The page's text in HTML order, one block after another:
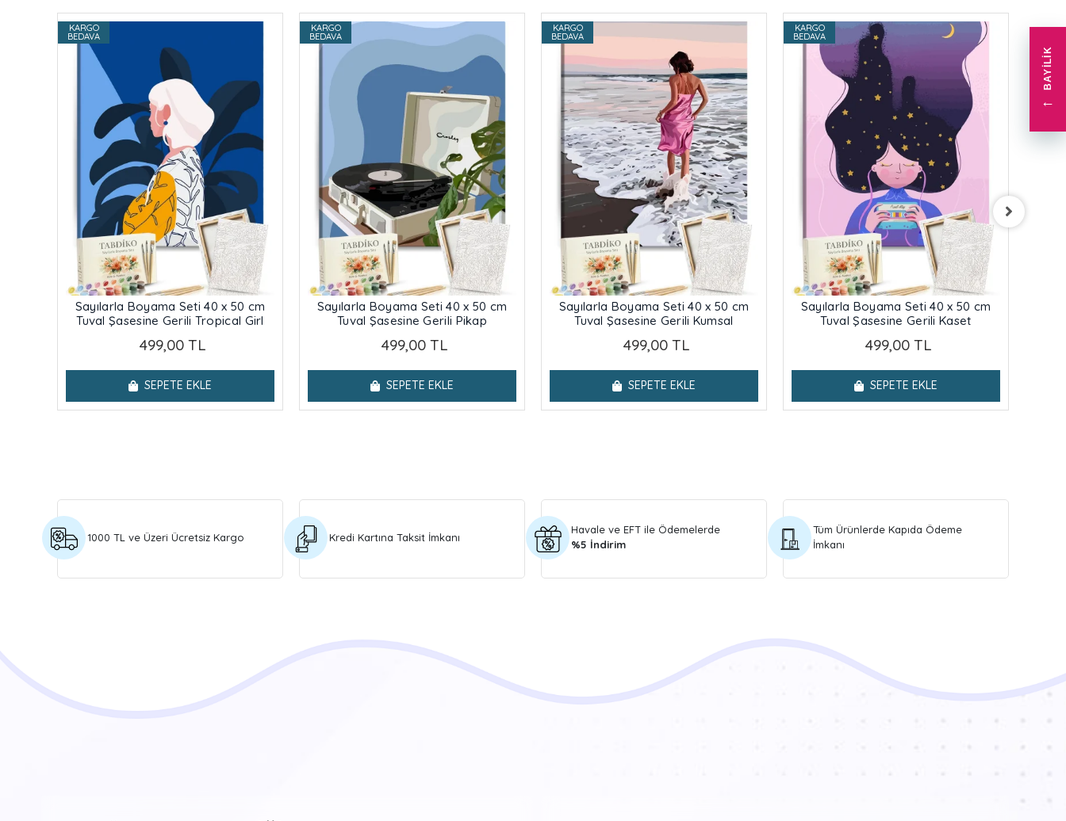
BAYILIK
←
KARGO
BEDAVA
Sayılarla Boyama Seti 40 x 50 cm
Tuval Şasesine Gerili Tropical Girl
499,00 TL
SEPETE EKLE
KARGO
BEDAVA
Sayılarla Boyama Seti 40 x 50 cm
Tuval Şasesine Gerili Pikap
499,00 TL
SEPETE EKLE
KARGO
BEDAVA
Sayılarla Boyama Seti 40 x 50 cm
Tuval Şasesine Gerili Kumsal
499,00 TL
SEPETE EKLE
KARGO
BEDAVA
Sayılarla Boyama Seti 40 x 50 cm
Tuval Şasesine Gerili Kaset
499,00 TL
SEPETE EKLE
KARGO
1000 TL ve Üzeri Ücretsiz Kargo Kredi Kartına Taksit İmkanı
Havale ve EFT ile Ödemelerde
%5 İndirim
Tüm Ürünlerde Kapıda Ödeme
İmkanı